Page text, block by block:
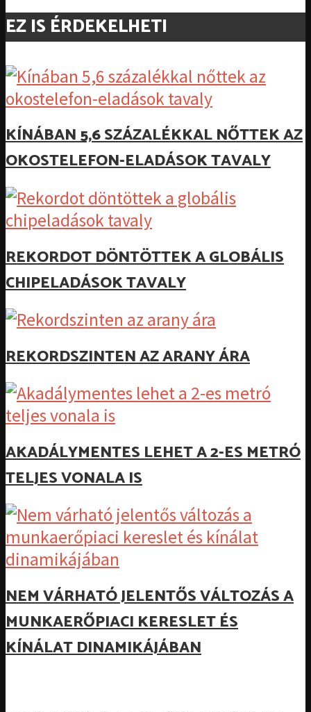
EZ IS ÉRDEKELHETI
KÍNÁBAN 5,6 SZÁZALÉKKAL NŐTTEK AZ
OKOSTELEFON-ELADÁSOK TAVALY
REKORDOT DÖNTÖTTEK A GLOBÁLIS
CHIPELADÁSOK TAVALY
REKORDSZINTEN AZ ARANY ÁRA
AKADÁLYMENTES LEHET A 2-ES METRÓ
TELJES VONALA IS
NEM VÁRHATÓ JELENTŐS VÁLTOZÁS A
MUNKAERŐPIACI KERESLET ÉS
KÍNÁLAT DINAMIKÁJÁBAN